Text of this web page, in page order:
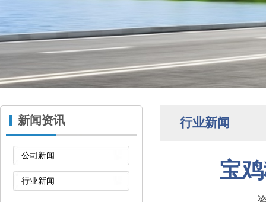
新闻资讯
公司新闻
行业新闻
行业新闻
宝